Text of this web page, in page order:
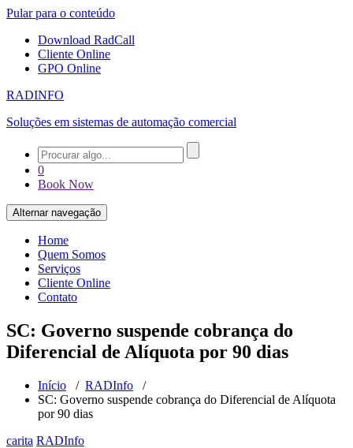
Pular para o conteúdo
Download RadCall
Cliente Online
GPO Online
RADINFO
Soluções em sistemas de automação comercial
0
Book Now
Alternar navegação
Home
Quem Somos
Serviços
Cliente Online
Contato
SC: Governo suspende cobrança do
Diferencial de Alíquota por 90 dias
Início / RADInfo /
SC: Governo suspende cobrança do Diferencial de Alíquota
por 90 dias
carita RADInfo